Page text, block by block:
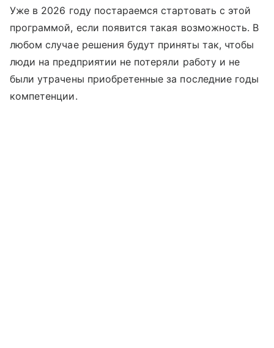
Уже в 2026 году постараемся стартовать с этой
программой, если появится такая возможность. В
любом случае решения будут приняты так, чтобы
люди на предприятии не потеряли работу и не
были утрачены приобретенные за последние годы
компетенции.